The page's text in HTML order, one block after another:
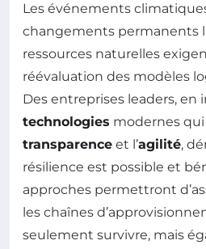
Les événements
changements permanents
ressources naturelles
réévaluation des modèles
Des entreprises leaders, en
technologies modernes
transparence et l’agilité,
résilience est possible et
approches permettront
les chaînes
seulement survivre, mais